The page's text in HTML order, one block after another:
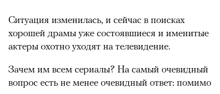
Ситуация изменилась, и сейчас в поисках
хорошей драмы уже состоявшиеся и именитые
актеры охотно уходят на телевидение.
Зачем им всем сериалы? На самый очевидный
вопрос есть не менее очевидный ответ: помимо